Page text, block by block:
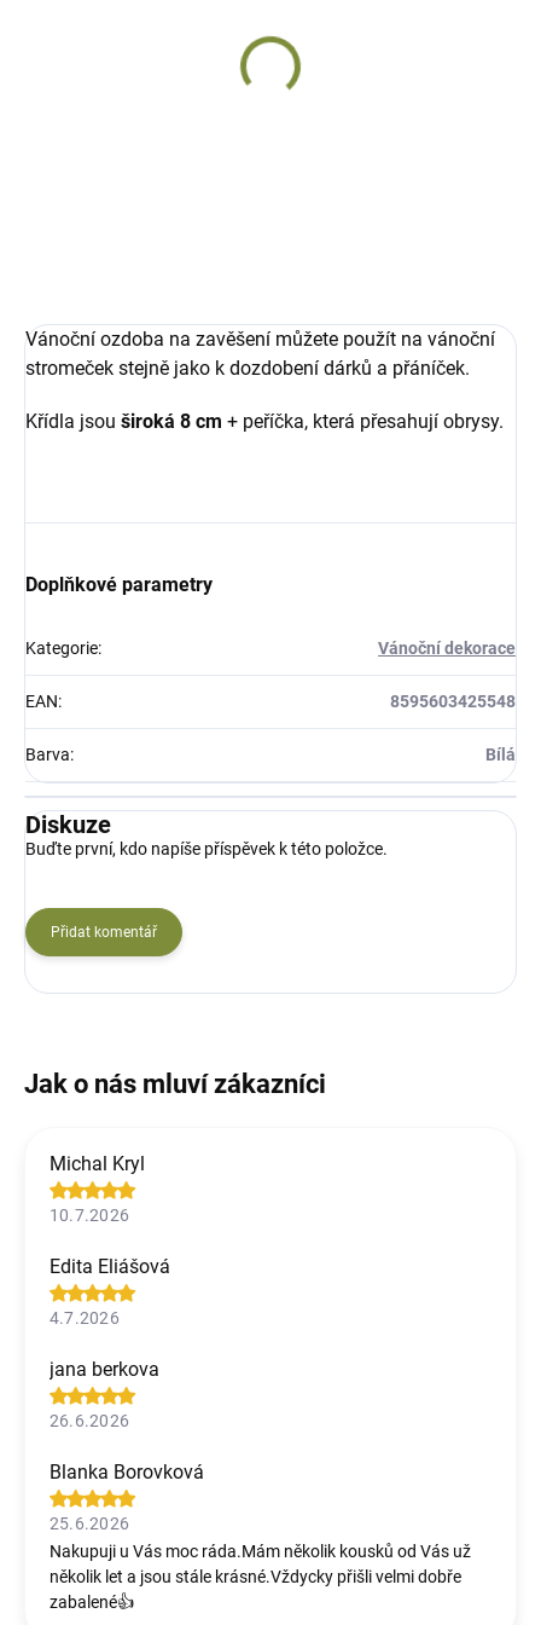
SKLADEM
Vánoční ozdoba na zavěšení můžete použít na vánoční
stromeček stejně jako k dozdobení dárků a přáníček.
Křídla jsou široká 8 cm + peříčka, která přesahují obrysy.
Doplňkové parametry
Kategorie: Vánoční dekorace
EAN: 8595603425548
Barva: Bílá
Diskuze
Buďte první, kdo napíše příspěvek k této položce.
Přidat komentář
Michal Kryl
10.7.2026
Edita Eliášová
4.7.2026
jana berkova
26.6.2026
Blanka Borovková
25.6.2026
Nakupuji u Vás moc ráda.Mám několik kousků od Vás už
několik let a jsou stále krásné.Vždycky přišli velmi dobře
zabalené👍